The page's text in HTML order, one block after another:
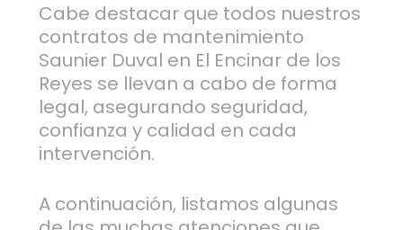
Cabe destacar que todos nuestros
contratos de mantenimiento
Saunier Duval en El Encinar de los
Reyes se llevan a cabo de forma
legal, asegurando seguridad,
confianza y calidad en cada
intervención.
A continuación, listamos algunas